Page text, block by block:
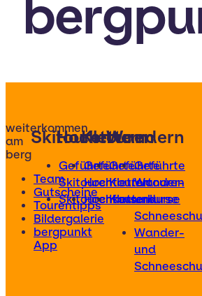
weiterkommen
am
berg
Team
Gutscheine
Tourentipps
Bildergalerie
bergpunkt
App
Skitouren
Geführte
Skitouren
Skitourenkurse
Hochtouren
Geführte
Hochtouren
Hochtourenkurse
Klettern
Geführte
Klettertouren
Kletterkurse
Wandern
Geführte
Wander-
und
Wander-
und